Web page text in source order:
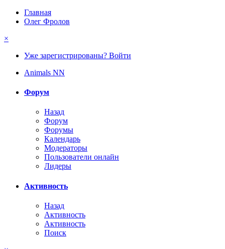
Главная
Олег Фролов
×
Уже зарегистрированы? Войти
Animals NN
Форум
Назад
Форум
Форумы
Календарь
Модераторы
Пользователи онлайн
Лидеры
Активность
Назад
Активность
Активность
Поиск